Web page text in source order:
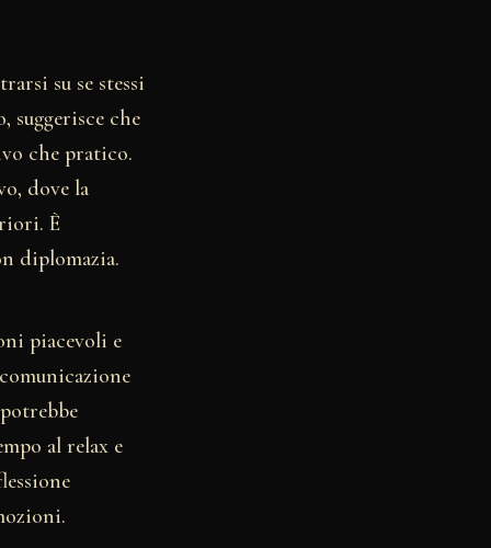
su se stessi
suggerisce che
che pratico.
dove la
È
diplomazia.
piacevoli e
al relax e